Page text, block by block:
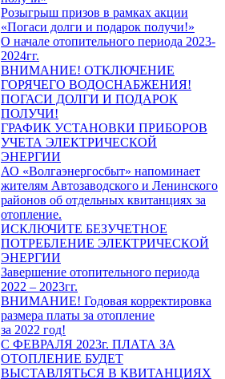
Розыгрыш призов в рамках акции
«Погаси долги и подарок получи!»
О начале отопительного периода 2023-
2024гг.
ВНИМАНИЕ! ОТКЛЮЧЕНИЕ
ГОРЯЧЕГО ВОДОСНАБЖЕНИЯ!
ПОГАСИ ДОЛГИ И ПОДАРОК
ПОЛУЧИ!
ГРАФИК УСТАНОВКИ ПРИБОРОВ
УЧЕТА ЭЛЕКТРИЧЕСКОЙ
ЭНЕРГИИ
АО «Волгаэнергосбыт» напоминает
жителям Автозаводского и Ленинского
районов об отдельных квитанциях за
отопление.
ИСКЛЮЧИТЕ БЕЗУЧЕТНОЕ
ПОТРЕБЛЕНИЕ ЭЛЕКТРИЧЕСКОЙ
ЭНЕРГИИ
Завершение отопительного периода
2022 – 2023гг.
ВНИМАНИЕ! Годовая корректировка
размера платы за отопление
за 2022 год!
С ФЕВРАЛЯ 2023г. ПЛАТА ЗА
ОТОПЛЕНИЕ БУДЕТ
ВЫСТАВЛЯТЬСЯ В КВИТАНЦИЯХ